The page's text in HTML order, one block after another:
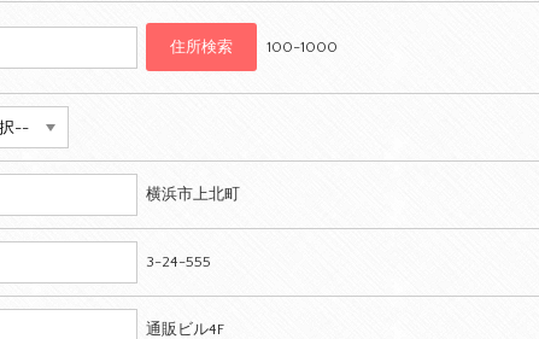
100-1000
横浜市上北町
3-24-555
通販ビル4F